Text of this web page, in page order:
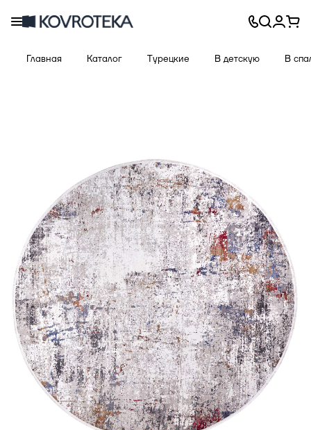
Главная Каталог Турецкие В детскую В